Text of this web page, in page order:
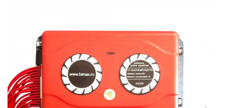
➔ Cu Cabina
➔ Cu Cabina fara Permis
➔ Cu Cabina Inchisa
➔ Cu Remorca
➔ Cu Remorca Fara Permis
➔ Cu Volan